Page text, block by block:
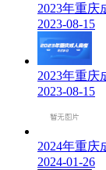
2023年重庆
2023-08-15
2023年重庆
2023-08-15
2024年重庆
2024-01-26